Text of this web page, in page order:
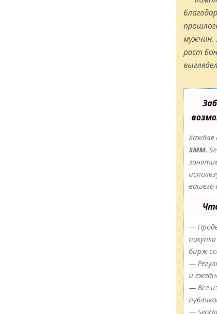
мужчин.
рост
Каждая
SMM.
вашего
—
бирж
—
и
— Все
—